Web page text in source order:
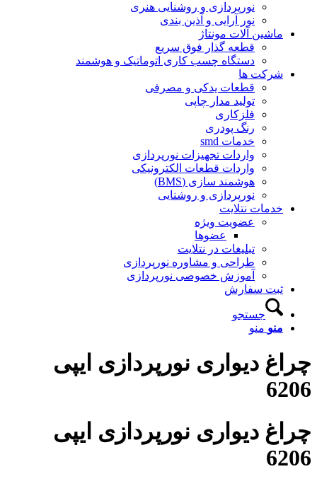
نورپردازی و روشنایی هنری
نور آرایی و آذین بندی
ماشین آلات مونتاژ
قطعه گذار فوق سریع
دستگاه چسب کاری اتوماتیک و هوشمند
شرکت ها
قطعات یدکی و مصرفی
تولید مدار چاپی
فلزکاری
رنگ پودری
خدمات smd
واردات تجهیزات نورپردازی
واردات قطعات الکترونیکی
هوشمند سازی (BMS)
نورپردازی و روشنایی
خدمات نتلایت
عضویت ویژه
عضوها
تبلیغات در نتلایت
طراحی و مشاوره نورپردازی
آموزش خصوصی نورپردازی
ثبت سفارش
جستجو
منو منو
چراغ دیواری نورپردازی ایپی
6206
چراغ دیواری نورپردازی ایپی
6206